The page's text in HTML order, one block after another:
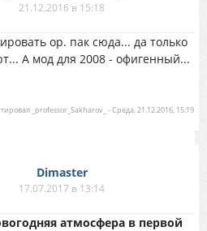
21.12.2016 в 15:18
ор. пак сюда... да только
А мод для 2008 - офигенный...
_professor_Sakharov_ -Среда, 21.12.2016, 15:19
Dimaster
17.07.2017 в 13:14
атмосфера в первой